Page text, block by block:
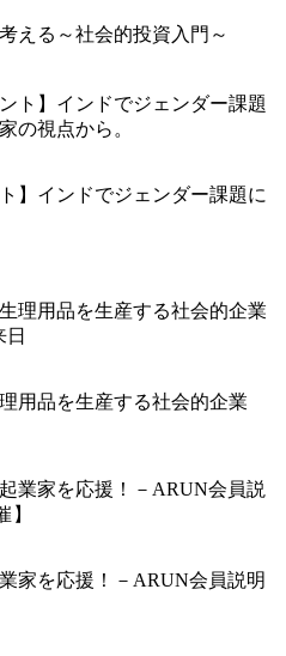
える～社会的投資入門～
】インドでジェンダー課題に
用品を生産する社会的企業
家を応援！－ARUN会員説明